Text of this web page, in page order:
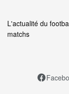
L'actualité du
matchs